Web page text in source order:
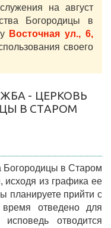
на август
Богородицы в
Восточная ул., 6,
своего
- ЦЕРКОВЬ
В СТАРОМ
Богородицы в Старом
из графика ее
планируете прийти с
время отведено для
отводится